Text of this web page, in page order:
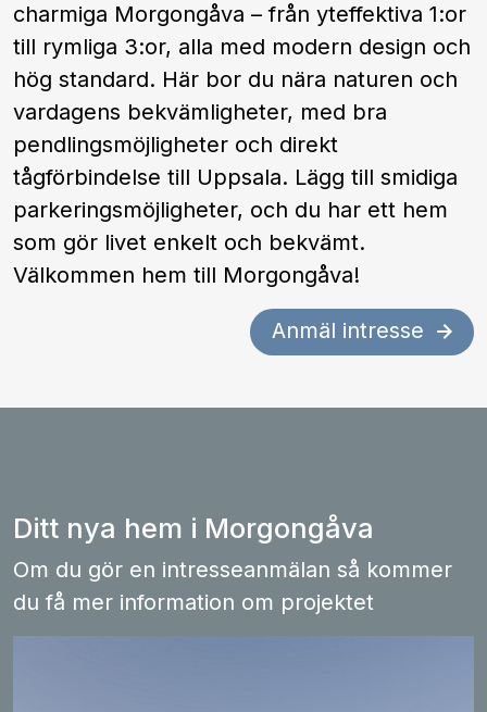
charmiga Morgongåva – från yteffektiva 1:or
till rymliga 3:or, alla med modern design och
hög standard. Här bor du nära naturen och
vardagens bekvämligheter, med bra
pendlingsmöjligheter och direkt
tågförbindelse till Uppsala. Lägg till smidiga
parkeringsmöjligheter, och du har ett hem
som gör livet enkelt och bekvämt.
Välkommen hem till Morgongåva!
Anmäl intresse
Ditt nya hem i Morgongåva
Om du gör en intresseanmälan så kommer
du få mer information om projektet